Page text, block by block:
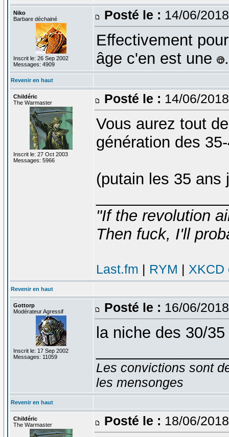
Niko
Barbare déchainé
Inscrit le: 26 Sep 2002
Messages: 4909
Posté le : 14/06/
Effectivement
âge c'en est une
.
Revenir en haut
Childéric
The Warmaster
Inscrit le: 27 Oct 2003
Messages: 5966
Posté le : 14/06/
Vous aurez tout
génération des
(putain les 35 ans
"If the revolution
Then fuck, I'll
Last.fm | RYM | XKCD
Revenir en haut
Gottorp
Modérateur Agressif
Inscrit le: 17 Sep 2002
Messages: 11059
Posté le : 16/06/
la niche des 30/
Les convictions sont
les mensonges
Revenir en haut
Childéric
The Warmaster
Posté le : 18/06/